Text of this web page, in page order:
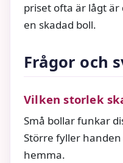
priset ofta är lågt är
en skadad boll.
Frågor och
Vilken storlek
Små bollar funkar
Större fyller
hemma.